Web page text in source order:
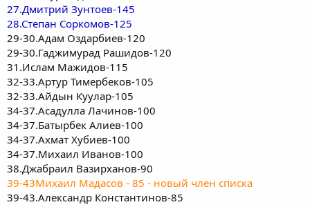
27.Дмитрий Зунтоев-145
28.Степан Соркомов-125
29-30.Адам Оздарбиев-120
29-30.Гаджимурад Рашидов-120
31.Ислам Мажидов-115
32-33.Артур Тимербеков-105
32-33.Айдын Куулар-105
34-37.Асадулла Лачинов-100
34-37.Батырбек Алиев-100
34-37.Ахмат Хубиев-100
34-37.Михаил Иванов-100
38.Джабраил Вазирханов-90
39-43Михаил Мадасов - 85 - новый член списка
39-43.Александр Константинов-85